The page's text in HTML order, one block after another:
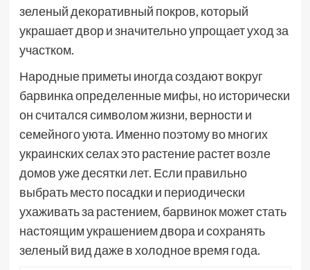
зеленый декоративный покров, который
украшает двор и значительно упрощает уход за
участком.
Народные приметы иногда создают вокруг
барвинка определенные мифы, но исторически
он считался символом жизни, верности и
семейного уюта. Именно поэтому во многих
украинских селах это растение растет возле
домов уже десятки лет. Если правильно
выбрать место посадки и периодически
ухаживать за растением, барвинок может стать
настоящим украшением двора и сохранять
зеленый вид даже в холодное время года.